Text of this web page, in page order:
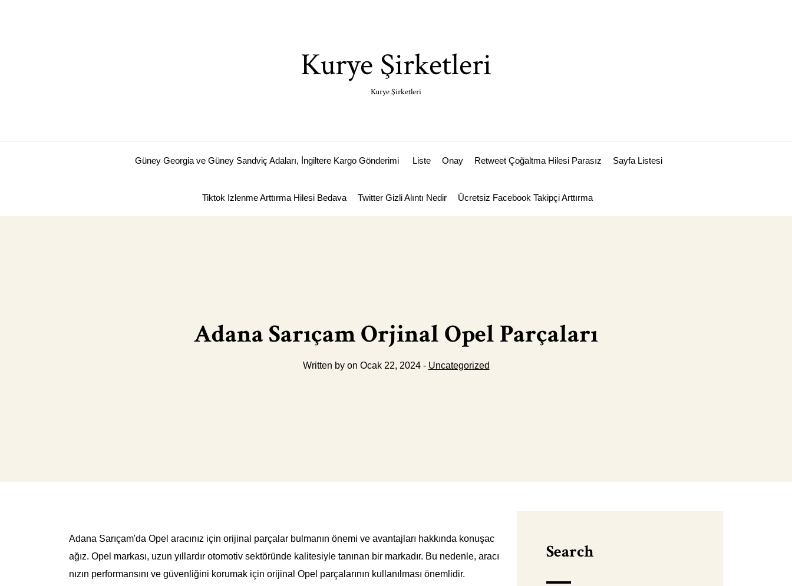
Kurye Şirketleri
Kurye Şirketleri
Güney Georgia ve Güney Sandviç Adaları, İngiltere Kargo Gönderimi Liste Onay Retweet Çoğaltma Hilesi Parasız Sayfa Listesi
Tiktok Izlenme Arttırma Hilesi Bedava Twitter Gizli Alıntı Nedir Ücretsiz Facebook Takipçi Arttırma
Adana Sarıçam Orjinal Opel Parçaları
Written by on Ocak 22, 2024 - Uncategorized
Adana Sarıçam'da Opel aracınız için orijinal parçalar bulmanın önemi ve avantajları hakkında konuşac
ağız. Opel markası, uzun yıllardır otomotiv sektöründe kalitesiyle tanınan bir markadır. Bu nedenle, aracı
nızın performansını ve güvenliğini korumak için orijinal Opel parçalarının kullanılması önemlidir.
Search